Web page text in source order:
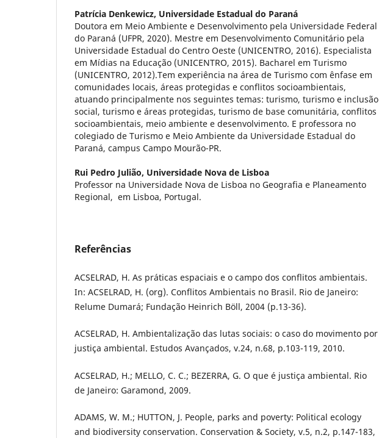
Patrícia Denkewicz, Universidade Estadual do Paraná
Doutora em Meio Ambiente e Desenvolvimento pela Universidade Federal
do Paraná (UFPR, 2020). Mestre em Desenvolvimento Comunitário pela
Universidade Estadual do Centro Oeste (UNICENTRO, 2016). Especialista
em Mídias na Educação (UNICENTRO, 2015). Bacharel em Turismo
(UNICENTRO, 2012).Tem experiência na área de Turismo com ênfase em
comunidades locais, áreas protegidas e conflitos socioambientais,
atuando principalmente nos seguintes temas: turismo, turismo e inclusão
social, turismo e áreas protegidas, turismo de base comunitária, conflitos
socioambientais, meio ambiente e desenvolvimento. E professora no
colegiado de Turismo e Meio Ambiente da Universidade Estadual do
Paraná, campus Campo Mourão-PR.
Rui Pedro Julião, Universidade Nova de Lisboa
Professor na Universidade Nova de Lisboa no Geografia e Planeamento
Regional, em Lisboa, Portugal.
Referências
ACSELRAD, H. As práticas espaciais e o campo dos conflitos ambientais.
In: ACSELRAD, H. (org). Conflitos Ambientais no Brasil. Rio de Janeiro:
Relume Dumará; Fundação Heinrich Böll, 2004 (p.13-36).
ACSELRAD, H. Ambientalização das lutas sociais: o caso do movimento por
justiça ambiental. Estudos Avançados, v.24, n.68, p.103-119, 2010.
ACSELRAD, H.; MELLO, C. C.; BEZERRA, G. O que é justiça ambiental. Rio
de Janeiro: Garamond, 2009.
ADAMS, W. M.; HUTTON, J. People, parks and poverty: Political ecology
and biodiversity conservation. Conservation & Society, v.5, n.2, p.147-183,